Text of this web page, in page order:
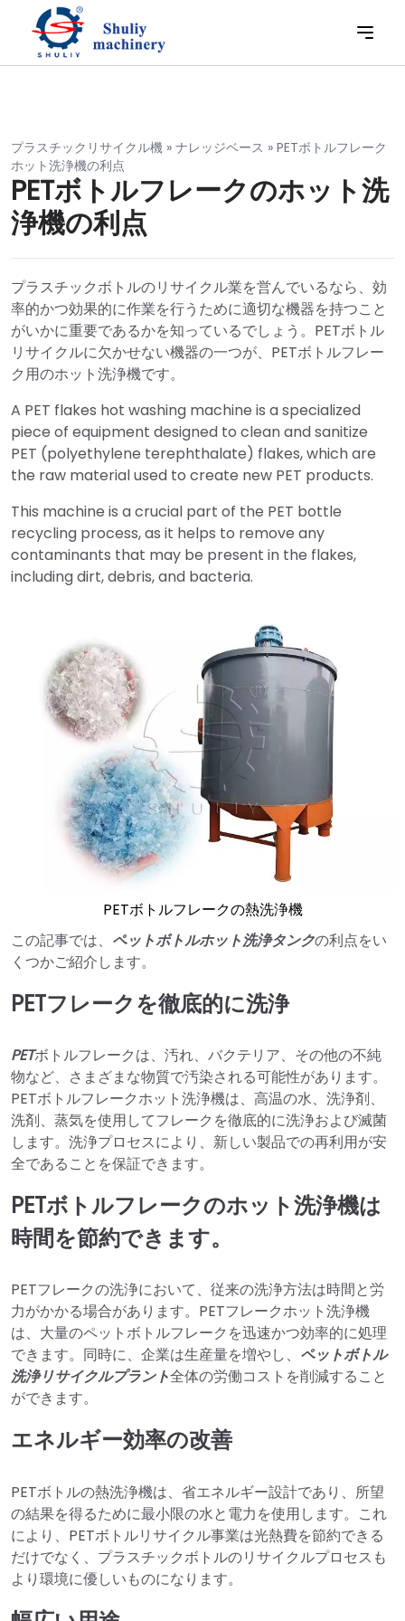
プラスチックリサイクル機 » ナレッジベース » PETボトルフレーク
ホット洗浄機の利点
PETボトルフレークのホット洗
浄機の利点
プラスチックボトルのリサイクル業を営んでいるなら、効
率的かつ効果的に作業を行うために適切な機器を持つこと
がいかに重要であるかを知っているでしょう。PETボトル
リサイクルに欠かせない機器の一つが、PETボトルフレー
ク用のホット洗浄機です。
A PET flakes hot washing machine is a specialized
piece of equipment designed to clean and sanitize
PET (polyethylene terephthalate) flakes, which are
the raw material used to create new PET products.
This machine is a crucial part of the PET bottle
recycling process, as it helps to remove any
contaminants that may be present in the flakes,
including dirt, debris, and bacteria.
PETボトルフレークの熱洗浄機
この記事では、 ペットボトルホット洗浄タンクの利点をい
くつかご紹介します。
PETフレークを徹底的に洗浄
PETボトルフレークは、汚れ、バクテリア、その他の不純
物など、さまざまな物質で汚染される可能性があります。
PETボトルフレークホット洗浄機は、高温の水、洗浄剤、
洗剤、蒸気を使用してフレークを徹底的に洗浄および滅菌
します。洗浄プロセスにより、新しい製品での再利用が安
全であることを保証できます。
PETボトルフレークのホット洗浄機は
時間を節約できます。
PETフレークの洗浄において、従来の洗浄方法は時間と労
力がかかる場合があります。PETフレークホット洗浄機
は、大量のペットボトルフレークを迅速かつ効率的に処理
できます。同時に、企業は生産量を増やし、 ペットボトル
洗浄リサイクルプラント全体の労働コストを削減すること
ができます。
エネルギー効率の改善
PETボトルの熱洗浄機は、省エネルギー設計であり、所望
の結果を得るために最小限の水と電力を使用します。これ
により、PETボトルリサイクル事業は光熱費を節約できる
だけでなく、プラスチックボトルのリサイクルプロセスも
より環境に優しいものになります。